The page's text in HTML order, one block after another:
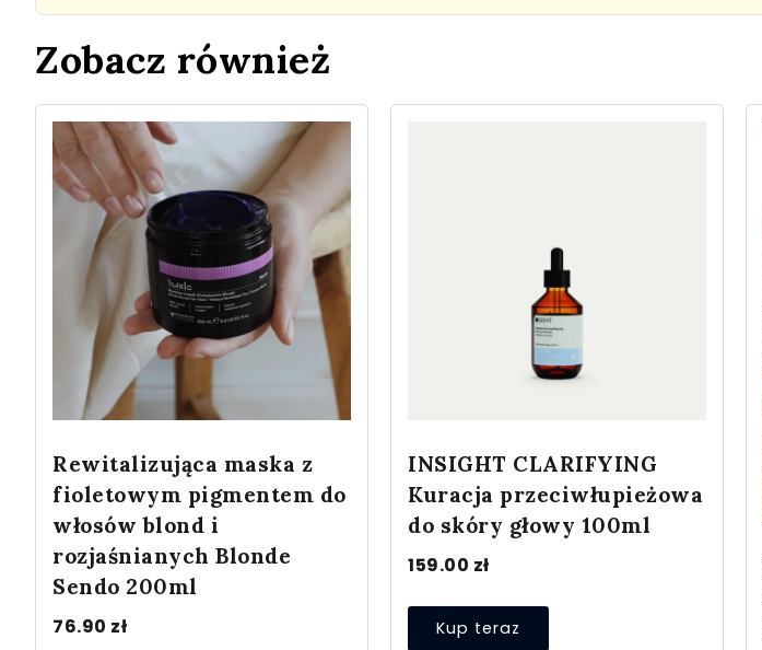
Zobacz również
Rewitalizująca maska z
fioletowym pigmentem do
włosów blond i
rozjaśnianych Blonde
Sendo 200ml
76.90 zł
INSIGHT CLARIFYING
Kuracja przeciwłupieżowa
do skóry głowy 100ml
159.00 zł
Kup teraz